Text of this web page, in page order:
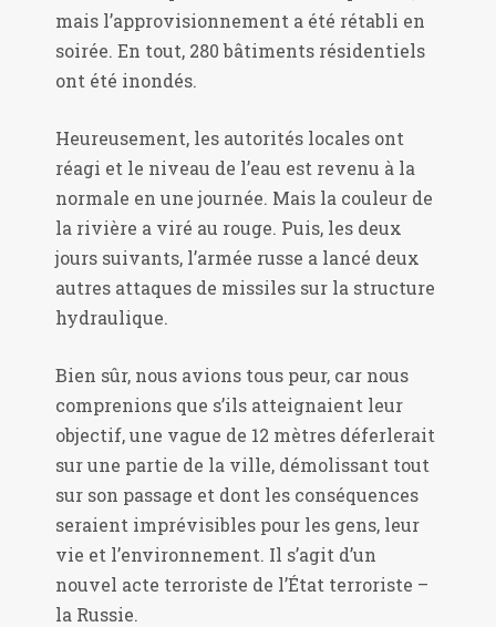
mais l’approvisionnement a été rétabli en
soirée. En tout, 280 bâtiments résidentiels
ont été inondés.
Heureusement, les autorités locales ont
réagi et le niveau de l’eau est revenu à la
normale en une journée. Mais la couleur de
la rivière a viré au rouge. Puis, les deux
jours suivants, l’armée russe a lancé deux
autres attaques de missiles sur la structure
hydraulique.
Bien sûr, nous avions tous peur, car nous
comprenions que s’ils atteignaient leur
objectif, une vague de 12 mètres déferlerait
sur une partie de la ville, démolissant tout
sur son passage et dont les conséquences
seraient imprévisibles pour les gens, leur
vie et l’environnement. Il s’agit d’un
nouvel acte terroriste de l’État terroriste –
la Russie.